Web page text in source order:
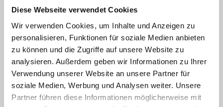
Diese Webseite verwendet Cookies
Wir verwenden Cookies, um Inhalte und Anzeigen zu
personalisieren, Funktionen für soziale Medien anbieten
zu können und die Zugriffe auf unsere Website zu
analysieren. Außerdem geben wir Informationen zu Ihrer
Verwendung unserer Website an unsere Partner für
soziale Medien, Werbung und Analysen weiter. Unsere
Partner führen diese Informationen möglicherweise mit
Samstag nur nach Vereinbarung!
UNSER UNTERNEHMEN
Kontakt
Impressum
Datenschutz
AGB
Batterieentsorgung